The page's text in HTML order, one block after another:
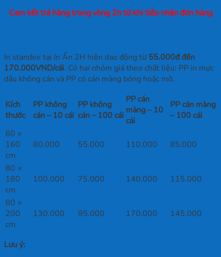
Cam kết trả hàng trong vòng 2h từ khi tiếp nhận đơn hàng
In standee tại In Ấn 2H hiện dao động từ55.000đ đến
170.000VND/cái. Có hai nhóm giá theo chất liệu: PP in mực
dầu không cán và PP có cán màng bóng hoặc mờ.
Kích
thước
PP không
cán – 10 cái
PP không
cán – 100 cái
PP cán
màng – 10
cái
PP cán màng
– 100 cái
60 ×
160
cm
80.000 55.000 110.000 85.000
80 ×
180
cm
100.000 75.000 140.000 115.000
80 ×
200
cm
130.000 95.000 170.000 145.000
Lưu ý: